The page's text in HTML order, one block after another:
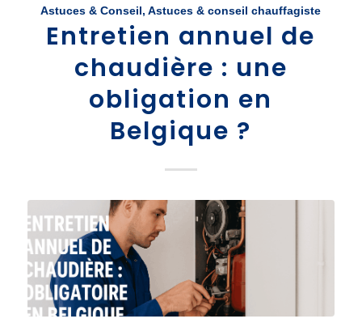
Astuces & Conseil,Astuces & conseil chauffagiste
Entretien annuel de
chaudière : une
obligation en
Belgique ?